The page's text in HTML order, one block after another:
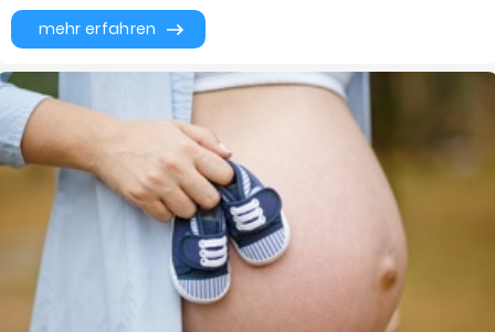
mehr erfahren